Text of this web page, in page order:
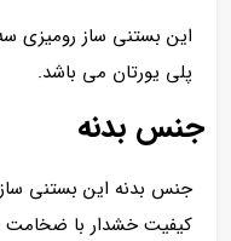
این بستنی ساز رومیزی
پلی یورتان می باشد.
جنس بدنه
جنس بدنه این بستنی